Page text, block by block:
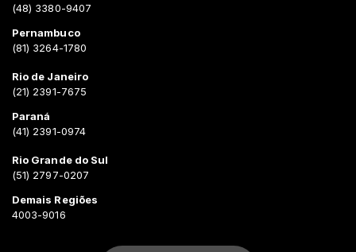
(48) 3380-9407
Pernambuco
(81) 3264-1780
Rio de Janeiro
(21) 2391-7675
Paraná
(41) 2391-0974
Rio Grande do Sul
(51) 2797-0207
Demais Regiões
4003-9016